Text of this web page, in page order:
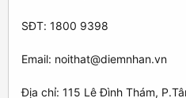
SĐT: 1800 9398
Email: noithat@diemnhan.vn
Địa chỉ: 115 Lê Đình Thám,